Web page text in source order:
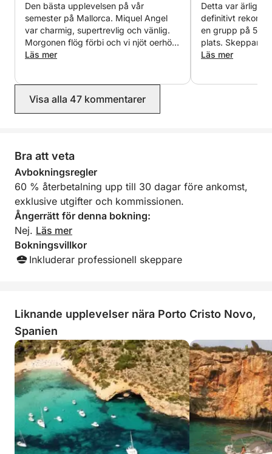
Segelbåten Malakai har, tillsammans med skepparen
Miquel Àngel, seglat tusentals sjömil genom
Medelhavet. Ett mycket sjövärdigt och säkert fartyg.
Kapten Miquel Àngel, född på Mallorca och sjöman
besöka och det lokala vädret.
Ingår: bränsle, passagerarförsäkring, snacks och
Den bästa upplevelsen på vår
semester på Mallorca. Miquel Angel
var charmig, supertrevlig och vänlig.
Morgonen flög förbi och vi njöt oerhört
mycket.
Läs mer
Detta var ärligt
definitivt
en grupp på 5,
plats.
kunnig, vänlig
Läs mer
Visa alla 47 kommentarer
Bra att veta
Avbokningsregler
60 % återbetalning upp till 30 dagar före ankomst,
exklusive utgifter och kommissionen.
Ångerrätt för denna bokning:
Nej. Läs mer
Bokningsvillkor
Inkluderar professionell skeppare
Liknande upplevelser nära Porto Cristo Novo,
Spanien